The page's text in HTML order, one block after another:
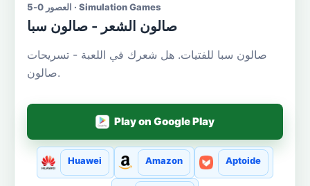
العصور 0-5 · Simulation Games
صالون الشعر - صالون سبا
صالون سبا للفتيات. هل شعرك في اللعبة - تسريحات
صالون.
Play on Google Play
Huawei Amazon Aptoide